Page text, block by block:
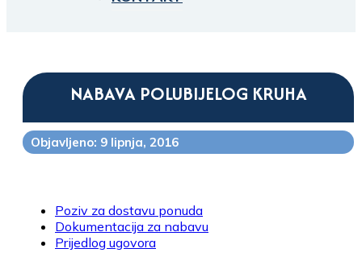
NABAVA POLUBIJELOG KRUHA
Objavljeno: 9 lipnja, 2016
Poziv za dostavu ponuda
Dokumentacija za nabavu
Prijedlog ugovora